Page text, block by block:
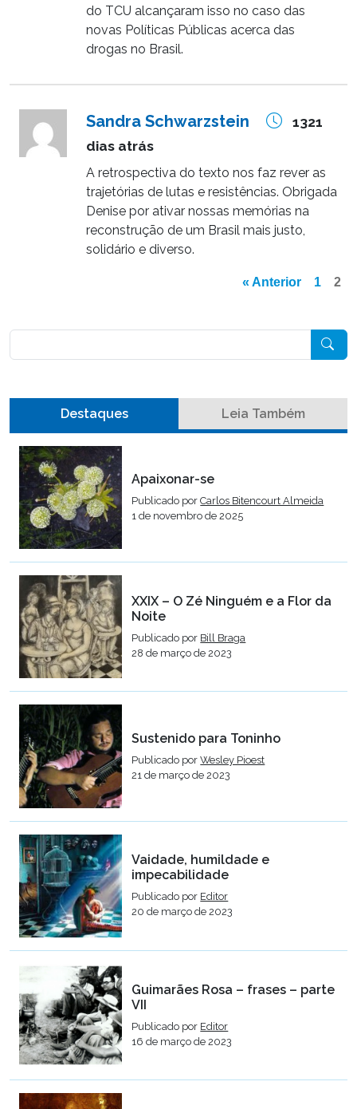
do TCU alcançaram isso no caso das
novas Políticas Públicas acerca das
drogas no Brasil.
Sandra Schwarzstein
1321
dias atrás
A retrospectiva do texto nos faz rever as
trajetórias de lutas e resistências. Obrigada
Denise por ativar nossas memórias na
reconstrução de um Brasil mais justo,
solidário e diverso.
« Anterior 1 2
Destaques Leia Também
Apaixonar-se
Publicado porCarlos Bitencourt Almeida
1 de novembro de 2025
XXIX – O Zé Ninguém e a Flor da
Noite
Publicado por Bill Braga
28 de março de 2023
Sustenido para Toninho
Publicado porWesley Pioest
21 de março de 2023
Vaidade, humildade e
impecabilidade
Publicado por Editor
20 de março de 2023
Guimarães Rosa – frases – parte
VII
Publicado por Editor
16 de março de 2023